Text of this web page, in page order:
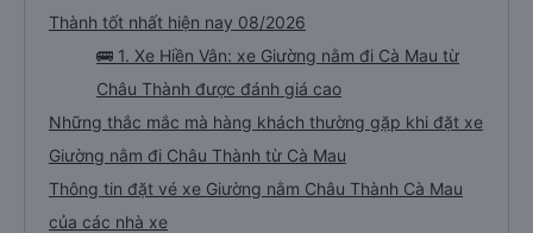
Thành tốt nhất hiện nay 08/2026
🚌 1. Xe Hiền Vân: xe Giường nằm đi Cà Mau từ
Châu Thành được đánh giá cao
Những thắc mắc mà hàng khách thường gặp khi đặt xe
Giường nằm đi Châu Thành từ Cà Mau
Thông tin đặt vé xe Giường nằm Châu Thành Cà Mau
của các nhà xe